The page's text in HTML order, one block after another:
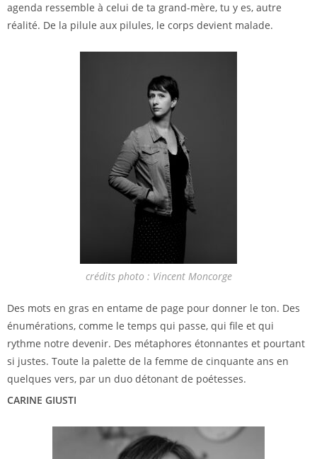
agenda ressemble à celui de ta grand-mère, tu y es, autre
réalité. De la pilule aux pilules, le corps devient malade.
crédits photo : Vincent Moncorge
Des mots en gras en entame de page pour donner le ton. Des
énumérations, comme le temps qui passe, qui file et qui
rythme notre devenir. Des métaphores étonnantes et pourtant
si justes. Toute la palette de la femme de cinquante ans en
quelques vers, par un duo détonant de poétesses.
CARINE GIUSTI